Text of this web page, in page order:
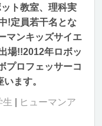
ト教室、理科実
!定員若干名とな
マンキッズサイエ
場!!2012年ロボッ
プロフェッサーコ
ます。
生
ヒューマンア